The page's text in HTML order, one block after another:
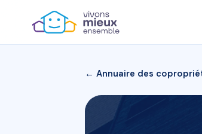
← Annuaire des